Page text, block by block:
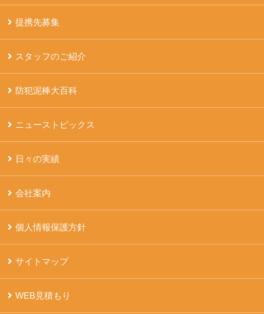
提携先募集
スタッフのご紹介
防犯泥棒大百科
ニューストピックス
日々の実績
会社案内
個人情報保護方針
サイトマップ
WEB見積もり